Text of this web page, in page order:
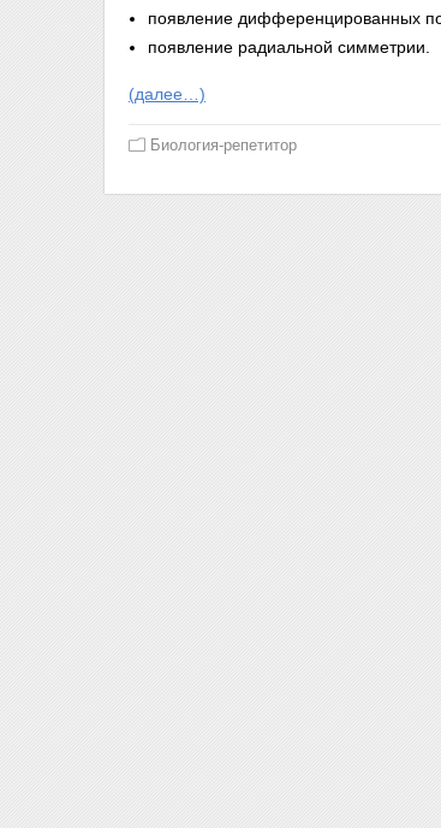
появление дифференцированных
появление радиальной симметрии.
(далее…)
Биология-репетитор